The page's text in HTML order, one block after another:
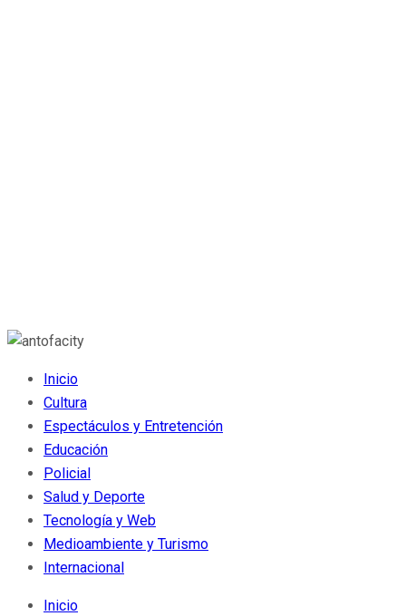
Inicio
Cultura
Espectáculos y Entretención
Educación
Policial
Salud y Deporte
Tecnología y Web
Medioambiente y Turismo
Internacional
Inicio